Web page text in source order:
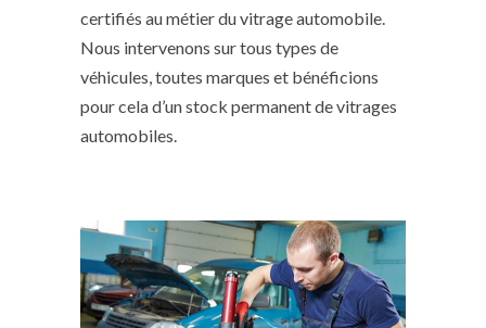
certifiés au métier du vitrage automobile.
Nous intervenons sur tous types de
véhicules, toutes marques et bénéficions
pour cela d’un stock permanent de vitrages
automobiles.